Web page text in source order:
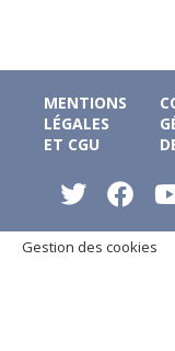
MENTIONS
LÉGALES
ET CGU
Gestion des cookies